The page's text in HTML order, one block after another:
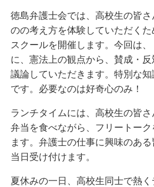
徳島弁護士会では、高校生の皆
のの考え方を体験していただく
スクールを開催します。今回は
に、憲法上の観点から、賛成・
議論していただきます。特別な
です。必要なのは好奇心のみ！
ランチタイムには、高校生の皆
弁当を食べながら、フリートー
ます。弁護士の仕事に興味のある
当日受け付けます。
夏休みの一日、高校生同士で熱